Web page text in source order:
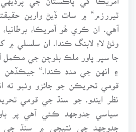
ٽيررزم“ ۾ ساٿ ڏيڻ وارين
آهي. ان ڪري هُو آمريڪا، برطانيا،
وٺڻ لاءِ لابنگ ڪندا. ان سلسلي ۾
جا سپر پاور ملڪ بلوچن جي مڪمل
۽ انهن جي مدد ڪندا.“ جيڪڏهن
قومي تحريڪن جو جائزو وٺبو ته
نظر ايندو. جو سنڌ جي قومي
سياسي جدوجهد ڪئي آهي پر
جدوجهد جي نتيجي ۾ سنڌ جي